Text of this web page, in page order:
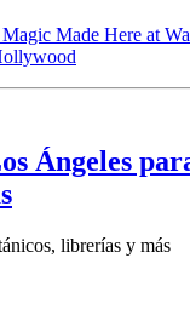
Ángeles
librerías y más